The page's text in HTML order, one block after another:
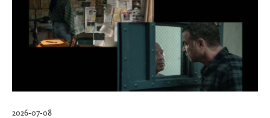
2026-07-08